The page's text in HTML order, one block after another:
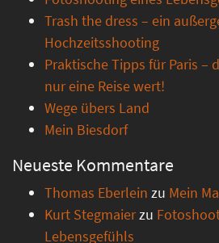
Trash the dress – ein
Hochzeitsshooting
Praktische Tipps für Paris –
nur eine Reise wert!
Wege übers Land
Mein Biesdorf
Neueste Kommentare
Thomas Eberlein zu Mein
Kurt Stegmaierzu
Lebensgefühls